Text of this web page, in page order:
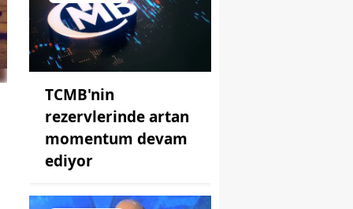
TCMB'nin
rezervlerinde artan
momentum devam
ediyor